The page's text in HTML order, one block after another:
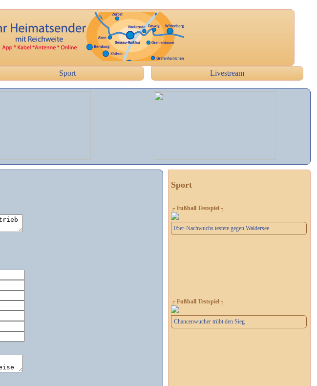
Sport Livestream
Sport
┌ Fußball Testspiel ┐
05er-Nachwuchs testete gegen Waldersee
┌ Fußball Testspiel ┐
Chancenwucher trübt den Sieg